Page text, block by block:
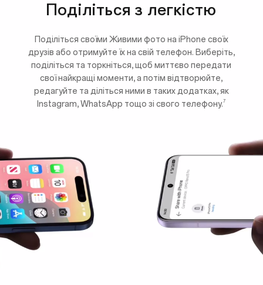
Поділіться з легкістю
Поділіться своїми Живими фото на iPhone своїх
друзів або отримуйте їх на свій телефон. Виберіть,
поділіться та торкніться, щоб миттєво передати
свої найкращі моменти, а потім відтворюйте,
редагуйте та діліться ними в таких додатках, як
Instagram, WhatsApp тощо зі свого телефону.7